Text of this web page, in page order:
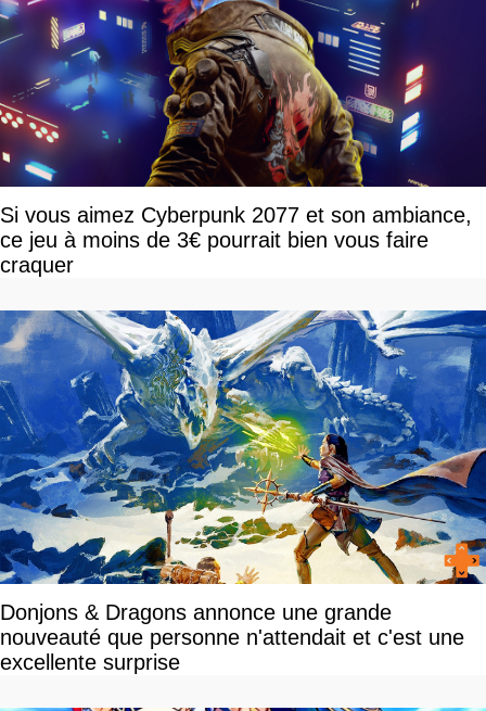
Si vous aimez Cyberpunk 2077 et son ambiance,
ce jeu à moins de 3€ pourrait bien vous faire
craquer
Donjons & Dragons annonce une grande
nouveauté que personne n'attendait et c'est une
excellente surprise